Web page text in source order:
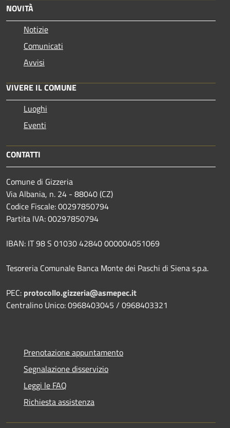
NOVITÀ
Notizie
Comunicati
Avvisi
VIVERE IL COMUNE
Luoghi
Eventi
CONTATTI
Comune di Gizzeria
Via Albania, n. 24 - 88040 (CZ)
Codice Fiscale: 00297850794
Partita IVA: 00297850794
IBAN: IT 98 S 01030 42840 000004051069
Tesoreria Comunale Banca Monte dei Paschi di Siena s.p.a.
PEC: protocollo.gizzeria@asmepec.it
Centralino Unico: 0968403045 / 0968403321
Prenotazione appuntamento
Segnalazione disservizio
Leggi le FAQ
Richiesta assistenza